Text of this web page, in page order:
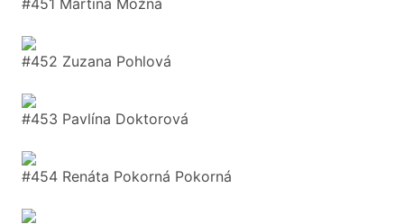
#451 Martina Možná
#452 Zuzana Pohlová
#453 Pavlína Doktorová
#454 Renáta Pokorná Pokorná